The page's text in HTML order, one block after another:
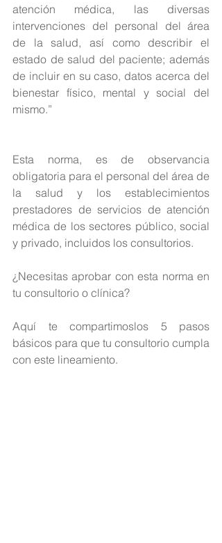
atención médica, las diversas
intervenciones del personal del área
de la salud, así como describir el
estado de salud del paciente; además
de incluir en su caso, datos acerca del
bienestar físico, mental y social del
mismo.”
Esta norma, es de observancia
obligatoria para el personal del área de
la salud y los establecimientos
prestadores de servicios de atención
médica de los sectores público, social
y privado, incluidos los consultorios.
¿Necesitas aprobar con esta norma en
tu consultorio o clínica?
Aquí te compartimoslos 5 pasos
básicos para que tu consultorio cumpla
con este lineamiento.